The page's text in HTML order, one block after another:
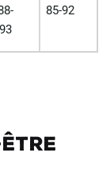
85-92
être